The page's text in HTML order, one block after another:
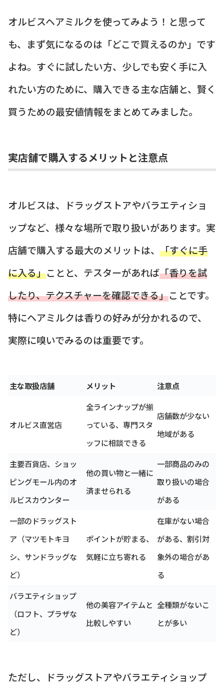
オルビスヘアミルクを使ってみよう！と思って
も、まず気になるのは「どこで買えるのか」です
よね。すぐに試したい方、少しでも安く手に入
れたい方のために、購入できる主な店舗と、賢く
買うための最安値情報をまとめてみました。
実店舗で購入するメリットと注意点
オルビスは、ドラッグストアやバラエティショ
ップなど、様々な場所で取り扱いがあります。実
店舗で購入する最大のメリットは、 「すぐに手
に入る」ことと、テスターがあれば「香りを試
したり、テクスチャーを確認できる」ことです。
特にヘアミルクは香りの好みが分かれるので、
実際に嗅いでみるのは重要です。
主な取扱店舗 メリット 注意点
オルビス直営店
全ラインナップが揃
っている、専門スタ
ッフに相談できる
店舗数が少ない
地域がある
主要百貨店、ショッ
ピングモール内のオ
ルビスカウンター
他の買い物と一緒に
済ませられる
一部商品のみの
取り扱いの場合
がある
一部のドラッグスト
ア（マツモトキヨ
シ、サンドラッグな
ど）
ポイントが貯まる、
気軽に立ち寄れる
在庫がない場合
がある、割引対
象外の場合があ
る
バラエティショップ
（ロフト、プラザな
ど）
他の美容アイテムと
比較しやすい
全種類がないこ
とが多い
ただし、ドラッグストアやバラエティショップ